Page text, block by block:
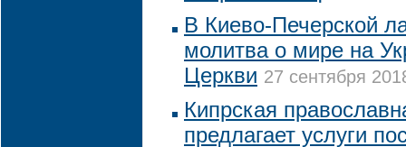
В Киево-Печерской
молитва о мире на
Церкви 27 сентября
Кипрская
предлагает услуги